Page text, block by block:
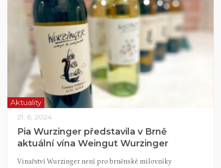
Aktuality
21. 6. 2024
Pia Wurzinger představila v Brně
aktuální vína Weingut Wurzinger
Vinařství Wurzinger není pro brněnské milovníky